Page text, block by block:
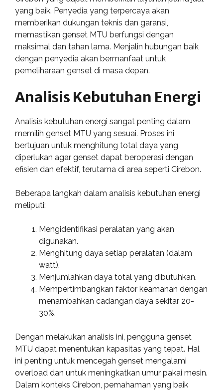
yang baik. Penyedia yang terpercaya akan
memberikan dukungan teknis dan garansi,
memastikan genset MTU berfungsi dengan
maksimal dan tahan lama. Menjalin hubungan baik
dengan penyedia akan bermanfaat untuk
pemeliharaan genset di masa depan.
Analisis Kebutuhan Energi
Analisis kebutuhan energi sangat penting dalam
memilih genset MTU yang sesuai. Proses ini
bertujuan untuk menghitung total daya yang
diperlukan agar genset dapat beroperasi dengan
efisien dan efektif, terutama di area seperti Cirebon.
Beberapa langkah dalam analisis kebutuhan energi
meliputi:
Mengidentifikasi peralatan yang akan
digunakan.
Menghitung daya setiap peralatan (dalam
watt).
Menjumlahkan daya total yang dibutuhkan.
Mempertimbangkan faktor keamanan dengan
menambahkan cadangan daya sekitar 20-
30%.
Dengan melakukan analisis ini, pengguna genset
MTU dapat menentukan kapasitas yang tepat. Hal
ini penting untuk mencegah genset mengalami
overload dan untuk meningkatkan umur pakai mesin.
Dalam konteks Cirebon, pemahaman yang baik